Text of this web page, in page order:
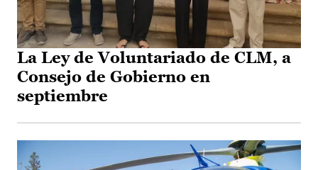
La Ley de Voluntariado de CLM, a
Consejo de Gobierno en
septiembre